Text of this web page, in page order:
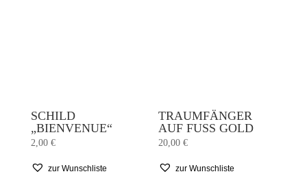
SCHILD
„BIENVENUE“
2,00 €
zur Wunschliste
TRAUMFÄNGER
AUF FUSS GOLD
20,00€
zur Wunschliste